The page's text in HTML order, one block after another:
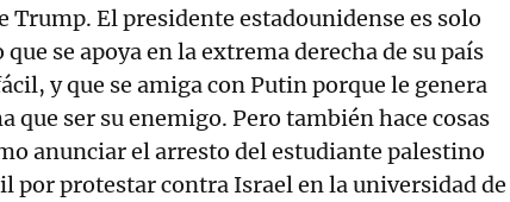
Trump. El presidente estadounidense es solo
se apoya en la extrema derecha de su país
y que se amiga con Putin porque le genera
que ser su enemigo. Pero también hace cosas
anunciar el arresto del estudiante palestino
por protestar contra Israel en la universidad de